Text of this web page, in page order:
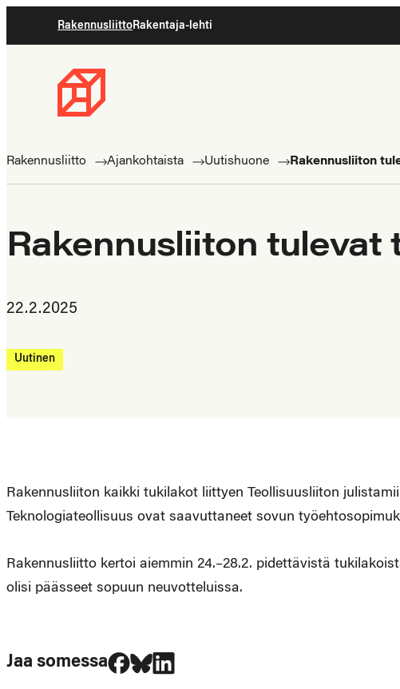
suoraan
RakennusliittoRakentaja-lehti
Rakennusliitto
ammattilaisten
Rakennusliitto Ajankohtaista Uutishuone Rakennusliiton
Rakennusliiton
22.2.2025
Uutinen
Rakennusliiton kaikki tukilakot liittyen Teollisuusliiton
Teknologiateollisuus ovat saavuttaneet sovun
Rakennusliitto kertoi aiemmin 24.–28.2. pidettävistä
olisi päässeet sopuun neuvotteluissa.
Jaa somessa
Jaa Facebookissa
Jaa Blueskyssa
Jaa LinkedIn:ssä